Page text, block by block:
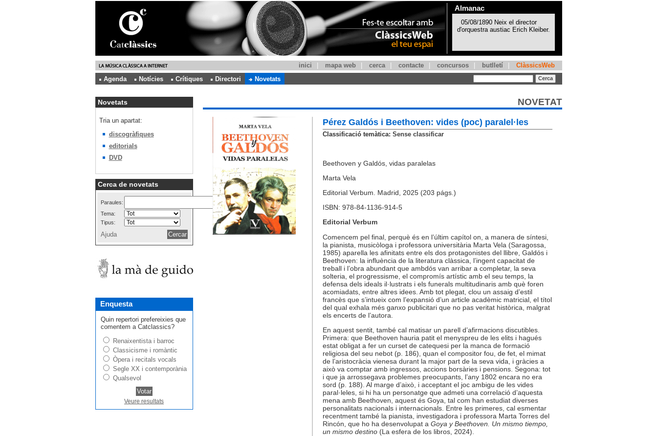
Almanac
inici mapa web cerca contacte concursos butlletí
ClàssicsWeb
Agenda
Notícies Crítiques Directori Novetats
Novetats
Tria un apartat:
discogràfiques
editorials
DVD
Cerca de novetats
Paraules:
Tema:
Tipus:
Ajuda
Enquesta
Quin repertori prefereixies que
comentem a Catclassics?
Renaixentista i barroc
Classicisme i romàntic
Òpera i recitals vocals
Segle XX i contemporània
Qualsevol
Veure resultats
NOVETAT
Pérez Galdós i Beethoven: vides (poc) paralel·les
Classificació temàtica: Sense classificar
Beethoven y Galdós, vidas paralelas
Marta Vela
Editorial Verbum. Madrid, 2025 (203 págs.)
ISBN: 978-84-1136-914-5
Editorial Verbum
Comencem pel final, perquè és en l’últim capítol on, a manera de síntesi,
la pianista, musicòloga i professora universitària Marta Vela (Saragossa,
1985) aparella les afinitats entre els dos protagonistes del llibre, Galdós i
Beethoven: la influència de la literatura clàssica, l’ingent capacitat de
treball i l’obra abundant que ambdós van arribar a completar, la seva
solteria, el progressisme, el compromís artístic amb el seu temps, la
defensa dels ideals il·lustrats i els funerals multitudinaris amb què foren
acomiadats, entre altres idees. Amb tot plegat, clou un assaig d’estil
francès que s’intueix com l’expansió d’un article acadèmic matricial, el títol
del qual exhala més ganxo publicitari que no pas veritat històrica, malgrat
els encerts de l’autora.
En aquest sentit, també cal matisar un parell d’afirmacions discutibles.
Primera: que Beethoven hauria patit el menyspreu de les elits i hagués
estat obligat a fer un curset de catequesi per la manca de formació
religiosa del seu nebot (p. 186), quan el compositor fou, de fet, el mimat
de l’aristocràcia vienesa durant la major part de la seva vida, i gràcies a
això va comptar amb ingressos, accions borsàries i pensions. Segona: tot
i que ja arrossegava problemes preocupants, l’any 1802 encara no era
sord (p. 188). Al marge d’això, i acceptant el joc ambigu de les vides
paral·leles, si hi ha un personatge que admeti una correlació d’aquesta
mena amb Beethoven, aquest és Goya, tal com han estudiat diverses
personalitats nacionals i internacionals. Entre les primeres, cal esmentar
recentment també la pianista, investigadora i professora Marta Torres del
Rincón, que ho ha desenvolupat a Goya y Beethoven. Un mismo tiempo,
un mismo destino(La esfera de los libros, 2024).